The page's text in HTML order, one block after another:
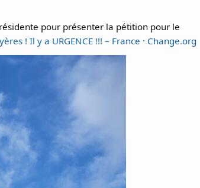
pour présenter la pétition pour le
! Il y a URGENCE !!! – France · Change.org